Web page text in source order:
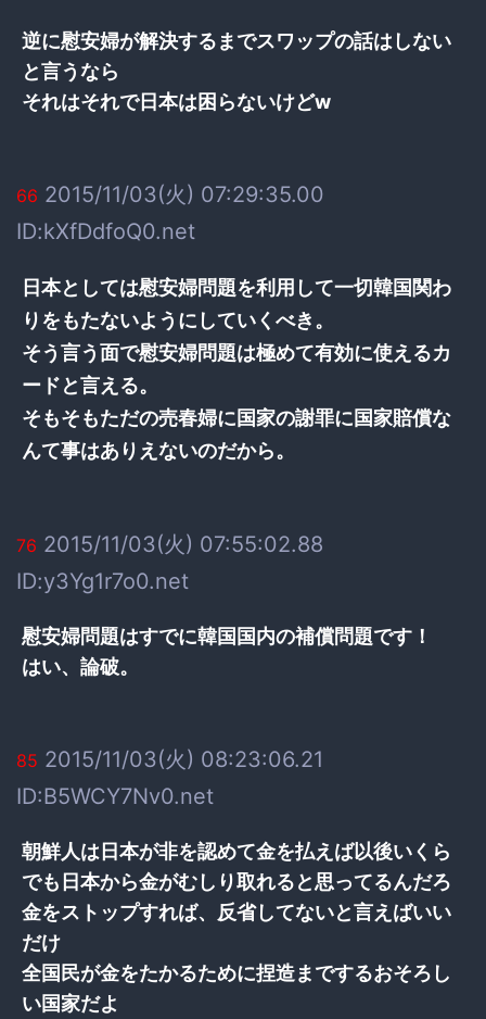
逆に慰安婦が解決するまでスワップの話はしない
と言うなら
それはそれで日本は困らないけどw
66 2015/11/03(火) 07:29:35.00
ID:kXfDdfoQ0.net
日本としては慰安婦問題を利用して一切韓国関わ
りをもたないようにしていくべき。
そう言う面で慰安婦問題は極めて有効に使えるカ
ードと言える。
そもそもただの売春婦に国家の謝罪に国家賠償な
んて事はありえないのだから。
76 2015/11/03(火) 07:55:02.88
ID:y3Yg1r7o0.net
慰安婦問題はすでに韓国国内の補償問題です！
はい、論破。
85 2015/11/03(火) 08:23:06.21
ID:B5WCY7Nv0.net
朝鮮人は日本が非を認めて金を払えば以後いくら
でも日本から金がむしり取れると思ってるんだろ
金をストップすれば、反省してないと言えばいい
だけ
全国民が金をたかるために捏造までするおそろし
い国家だよ